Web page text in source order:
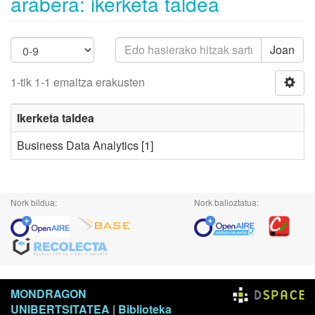
Joan
1-tik 1-1 emaitza erakusten
Ikerketa taldea
Business Data Analytics [1]
Nork bildua: Nork balioztatua:
MONDRAGON
UNIBERTSITATEA | Biblioteka